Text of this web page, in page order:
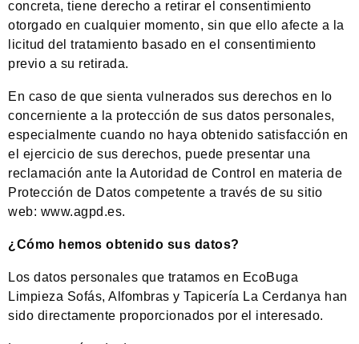
concreta, tiene derecho a retirar el consentimiento
otorgado en cualquier momento, sin que ello afecte a la
licitud del tratamiento basado en el consentimiento
previo a su retirada.
En caso de que sienta vulnerados sus derechos en lo
concerniente a la protección de sus datos personales,
especialmente cuando no haya obtenido satisfacción en
el ejercicio de sus derechos, puede presentar una
reclamación ante la Autoridad de Control en materia de
Protección de Datos competente a través de su sitio
web: www.agpd.es.
¿Cómo hemos obtenido sus datos?
Los datos personales que tratamos en EcoBuga
Limpieza Sofás, Alfombras y Tapicería La Cerdanya han
sido directamente proporcionados por el interesado.